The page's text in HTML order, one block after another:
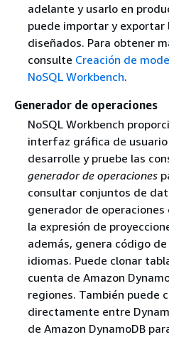
adelante y usarlo en
puede importar y exportar
diseñados. Para obtener
consulte Creación de
NoSQL Workbench.
Generador de operaciones
NoSQL Workbench
interfaz gráfica de
desarrolle y pruebe las
generador de operaciones
consultar conjuntos de
generador de
la expresión de
además, genera código
idiomas. Puede clonar
cuenta de Amazon
regiones. También puede
directamente entre
de Amazon DynamoDB